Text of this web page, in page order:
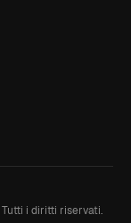
Tutti i diritti riservati.